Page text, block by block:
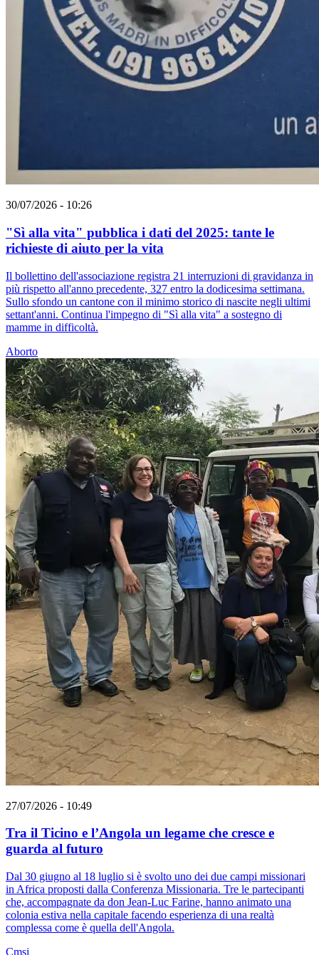
30/07/2026 - 10:26
"Sì alla vita" pubblica i dati del 2025: tante le
richieste di aiuto per la vita
Il bollettino dell'associazione registra 21 interruzioni di gravidanza in
più rispetto all'anno precedente, 327 entro la dodicesima settimana.
Sullo sfondo un cantone con il minimo storico di nascite negli ultimi
settant'anni. Continua l'impegno di "Sì alla vita" a sostegno di
mamme in difficoltà.
Aborto
27/07/2026 - 10:49
Tra il Ticino e l’Angola un legame che cresce e
guarda al futuro
Dal 30 giugno al 18 luglio si è svolto uno dei due campi missionari
in Africa proposti dalla Conferenza Missionaria. Tre le partecipanti
che, accompagnate da don Jean-Luc Farine, hanno animato una
colonia estiva nella capitale facendo esperienza di una realtà
complessa come è quella dell'Angola.
Cmsi